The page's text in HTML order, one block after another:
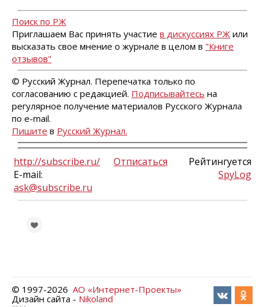
Поиск по РЖ
Приглашаем Вас принять участие в дискуссиях РЖ или
высказать свое мнение о журнале в целом в "Книге
отзывов"
© Русский Журнал. Перепечатка только по
согласованию с редакцией. Подписывайтесь на
регулярное получение материалов Русского Журнала
по e-mail.
Пишите в Русский Журнал.
http://subscribe.ru/
E-mail:
ask@subscribe.ru
Отписаться
Рейтингуется
SpyLog
© 1997-2026 АО «Интернет-Проекты»
Дизайн сайта - Nikoland